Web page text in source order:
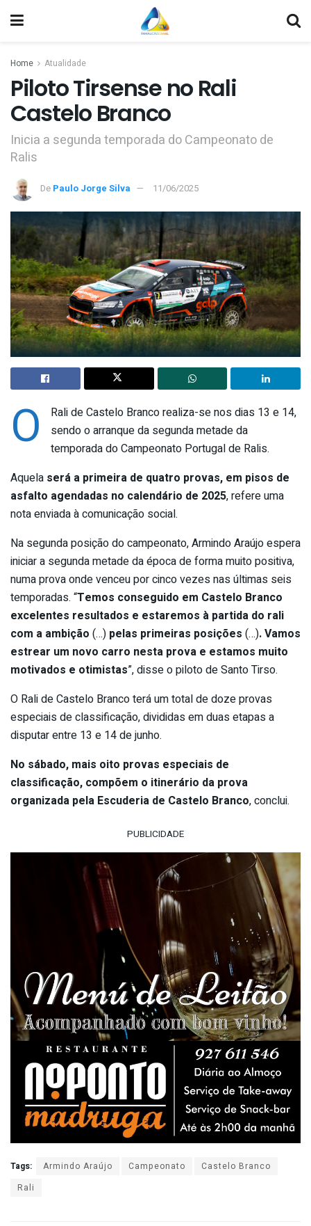
Home Atualidade
Piloto Tirsense no Rali
Castelo Branco
Inicia a segunda temporada do Campeonato de
Ralis
De Paulo Jorge Silva 11/06/2025
O
Rali de Castelo Branco realiza-se nos dias 13 e 14,
sendo o arranque da segunda metade da
temporada do Campeonato Portugal de Ralis.
Aquela será a primeira de quatro provas, em pisos de
asfalto agendadas no calendário de 2025, refere uma
nota enviada à comunicação social.
Na segunda posição do campeonato, Armindo Araújo espera
iniciar a segunda metade da época de forma muito positiva,
numa prova onde venceu por cinco vezes nas últimas seis
temporadas. “Temos conseguido em Castelo Branco
excelentes resultados e estaremos à partida do rali
com a ambição (…) pelas primeiras posições (…). Vamos
estrear um novo carro nesta prova e estamos muito
motivados e otimistas”, disse o piloto de Santo Tirso.
O Rali de Castelo Branco terá um total de doze provas
especiais de classificação, divididas em duas etapas a
disputar entre 13 e 14 de junho.
No sábado, mais oito provas especiais de
classificação, compõem o itinerário da prova
organizada pela Escuderia de Castelo Branco, conclui.
PUBLICIDADE
Tags: Armindo Araújo Campeonato
Castelo Branco
Rali